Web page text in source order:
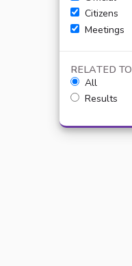
Citizens
Meetings
RELATED TO
All
Results